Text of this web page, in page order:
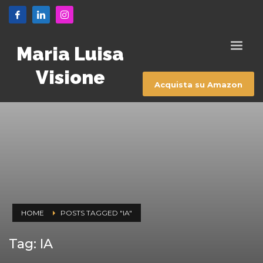
Maria Luisa
Visione
Acquista su Amazon
HOME POSTS TAGGED "IA"
Tag: IA